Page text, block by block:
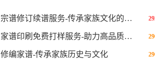
宗谱修订续谱服务-传承家族文化的专业方案
家谱印刷免费打样服务-助力高品质家谱制作
修编家谱-传承家族历史与文化